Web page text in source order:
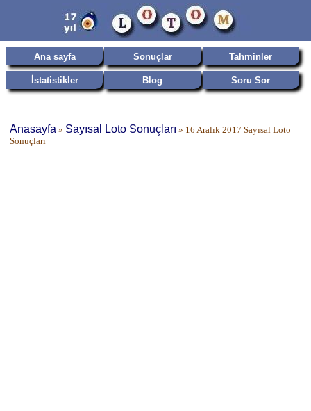
Ana sayfa Sonuçlar Tahminler
İstatistikler Blog Soru Sor
Anasayfa » Sayısal Loto Sonuçları » 16 Aralık 2017 Sayısal Loto
Sonuçları